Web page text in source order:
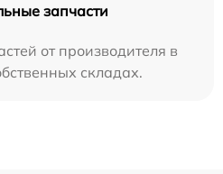
запчасти
от производителя в
складах.